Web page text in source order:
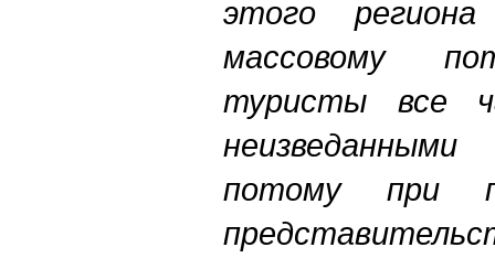
этого
региона
массовому
туристы
все
неизведанными
потому
при